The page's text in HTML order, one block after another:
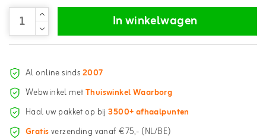
In winkelwagen
Al online sinds2007
Webwinkel metThuiswinkel Waarborg
Haal uw pakket op bij3500+ afhaalpunten
Gratisverzending vanaf €75,- (NL/BE)